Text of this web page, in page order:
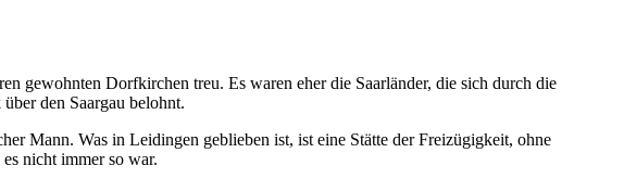
gewohnten Dorfkirchen treu. Es waren eher die Saarländer, die sich durch die
den Saargau belohnt.
Mann. Was in Leidingen geblieben ist, ist eine Stätte der Freizügigkeit, ohne
nicht immer so war.